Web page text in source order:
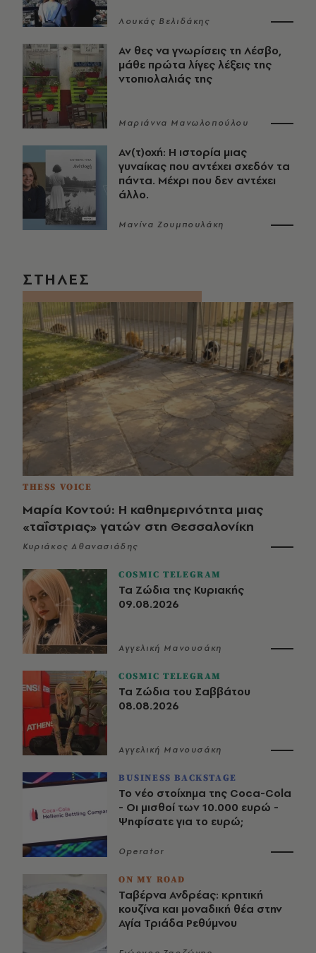
Λουκάς Βελιδάκης
Αν θες να γνωρίσεις τη Λέσβο,
μάθε πρώτα λίγες λέξεις της
ντοπιολαλιάς της
Μαριάννα Μανωλοπούλου
Αν(τ)οχή: Η ιστορία μιας
γυναίκας που αντέχει σχεδόν τα
πάντα. Μέχρι που δεν αντέχει
άλλο.
Μανίνα Ζουμπουλάκη
ΣΤΗΛΕΣ
THESS VOICE
Μαρία Κοντού: Η καθημερινότητα μιας
«ταΐστριας» γατών στη Θεσσαλονίκη
Κυριάκος Αθανασιάδης
COSMIC TELEGRAM
Τα Ζώδια της Κυριακής
09.08.2026
Αγγελική Μανουσάκη
COSMIC TELEGRAM
Τα Ζώδια του Σαββάτου
08.08.2026
Αγγελική Μανουσάκη
BUSINESS BACKSTAGE
Το νέο στοίχημα της Coca-Cola
- Οι μισθοί των 10.000 ευρώ -
Ψηφίσατε για το ευρώ;
Operator
ON MY ROAD
Ταβέρνα Ανδρέας: κρητική
κουζίνα και μοναδική θέα στην
Αγία Τριάδα Ρεθύμνου